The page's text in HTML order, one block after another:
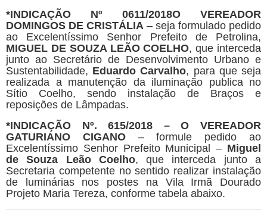
*INDICAÇÃO Nº 0611/2018O VEREADOR
DOMINGOS DE CRISTÁLIA – seja formulado pedido
ao Excelentíssimo Senhor Prefeito de Petrolina,
MIGUEL DE SOUZA LEÃO COELHO, que interceda
junto ao Secretário de Desenvolvimento Urbano e
Sustentabilidade, Eduardo Carvalho, para que seja
realizada a manutenção da iluminação publica no
Sítio Coelho, sendo instalação de Braços e
reposições de Lâmpadas.
*INDICAÇÃO Nº. 615/2018 –O VEREADOR
GATURIANO CIGANO– formule pedido ao
Excelentíssimo Senhor Prefeito Municipal – Miguel
de Souza Leão Coelho, que interceda junto a
Secretaria competente no sentido realizar instalação
de luminárias nos postes na Vila Irmã Dourado
Projeto Maria Tereza, conforme tabela abaixo.